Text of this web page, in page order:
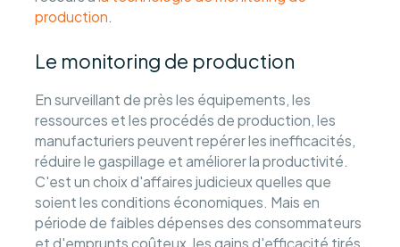
production.
Le monitoring de production
En surveillant de près les équipements, les
ressources et les procédés de production, les
manufacturiers peuvent repérer les inefficacités,
réduire le gaspillage et améliorer la productivité.
C'est un choix d'affaires judicieux quelles que
soient les conditions économiques. Mais en
période de faibles dépenses des consommateurs
et d'emprunts coûteux, les gains d'efficacité tirés